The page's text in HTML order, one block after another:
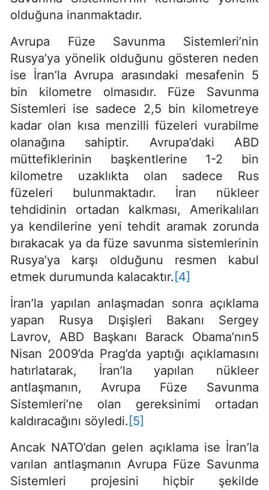
olduğuna inanmaktadır.
Avrupa Füze Savunma Sistemleri’nin
Rusya’ya yönelik olduğunu gösteren neden
ise İran’la Avrupa arasındaki mesafenin 5
bin kilometre olmasıdır. Füze Savunma
Sistemleri ise sadece 2,5 bin kilometreye
kadar olan kısa menzilli füzeleri vurabilme
olanağına sahiptir. Avrupa’daki ABD
müttefiklerinin başkentlerine 1-2 bin
kilometre uzaklıkta olan sadece Rus
füzeleri bulunmaktadır. İran nükleer
tehdidinin ortadan kalkması, Amerikalıları
ya kendilerine yeni tehdit aramak zorunda
bırakacak ya da füze savunma sistemlerinin
Rusya’ya karşı olduğunu resmen kabul
etmek durumunda kalacaktır. [4]
İran’la yapılan anlaşmadan sonra açıklama
yapan Rusya Dışişleri Bakanı Sergey
Lavrov, ABD Başkanı Barack Obama’nın5
Nisan 2009’da Prag’da yaptığı açıklamasını
hatırlatarak, İran’la yapılan nükleer
antlaşmanın, Avrupa Füze Savunma
Sistemleri’ne olan gereksinimi ortadan
kaldıracağını söyledi. [5]
Ancak NATO’dan gelen açıklama ise İran’la
varılan antlaşmanın Avrupa Füze Savunma
Sistemleri projesini hiçbir şekilde